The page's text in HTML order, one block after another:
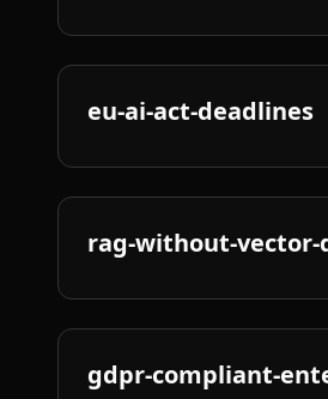
eu-ai-act-deadlines
rag-without-vector-
gdpr-compliant-